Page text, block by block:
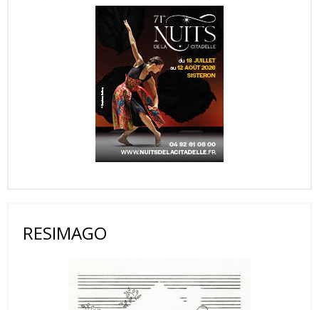
RESIMAGO